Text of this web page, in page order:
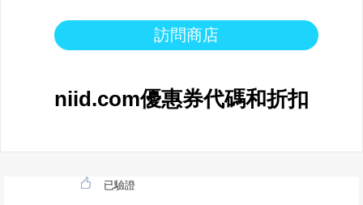
訪問商店
niid.com優惠券代碼和折扣
已驗證